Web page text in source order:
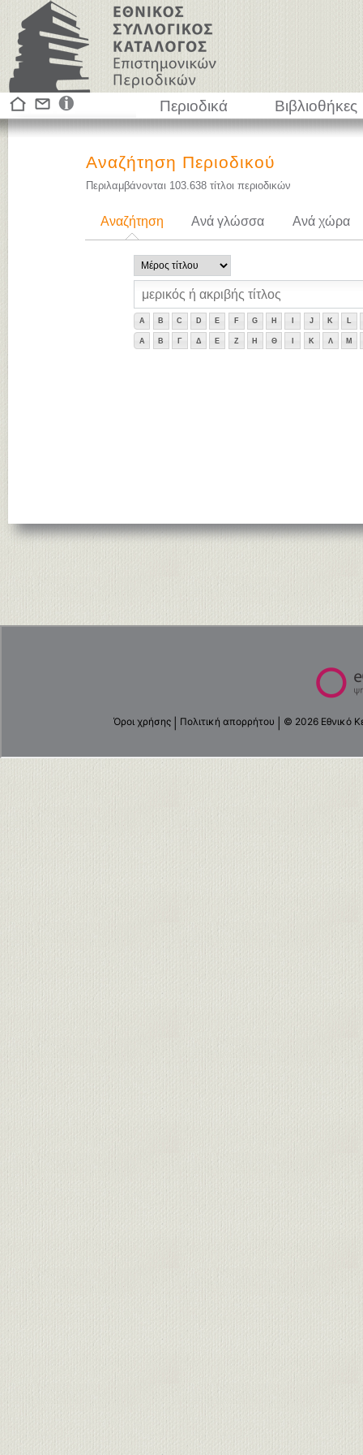
Περιοδικά Βιβλιοθήκες
Αναζήτηση Περιοδικού
Περιλαμβάνονται 103.638 τίτλοι περιοδικών
Αναζήτηση Ανά γλώσσα Ανά χώρα
A B C D E F G H J K L
Α Β Γ Δ Ε Ζ Η Θ Κ Λ Μ